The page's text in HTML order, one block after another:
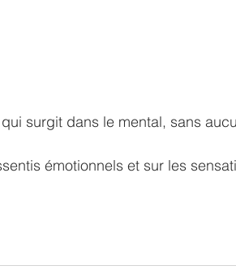
surgit dans le mental, sans
émotionnels et sur les